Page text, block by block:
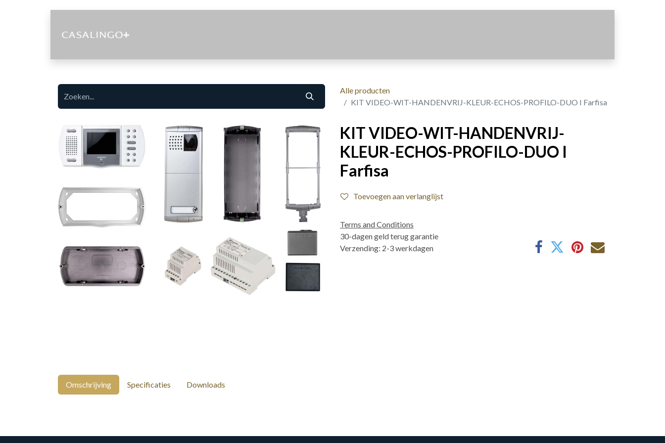
Alle producten
KIT VIDEO-WIT-HANDENVRIJ-KLEUR-ECHOS-PROFILO-DUO I Farfisa
KIT VIDEO-WIT-HANDENVRIJ-
KLEUR-ECHOS-PROFILO-DUO I
Farfisa
Toevoegen aan verlanglijst
Terms and Conditions
30-dagen geld terug garantie
Verzending: 2-3 werkdagen
Omschrijving Specificaties Downloads